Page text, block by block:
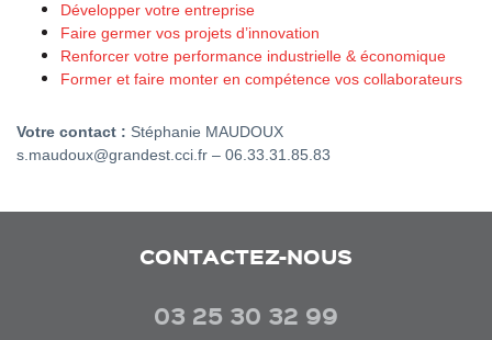
Développer votre entreprise
Faire germer vos projets d’innovation
Renforcer votre performance industrielle & économique
Former et faire monter en compétence vos collaborateurs
Votre contact : Stéphanie MAUDOUX
s.maudoux@grandest.cci.fr – 06.33.31.85.83
CONTACTEZ-NOUS
03 25 30 32 99